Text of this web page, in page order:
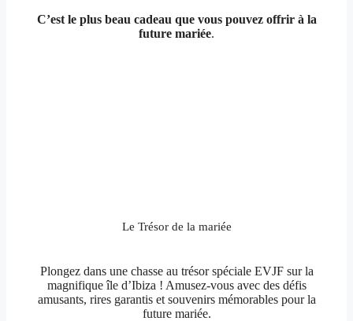
C’est le plus beau cadeau que vous pouvez offrir à la
future mariée.
Le Trésor de la mariée
Plongez dans une chasse au trésor spéciale EVJF sur la
magnifique île d’Ibiza ! Amusez-vous avec des défis
amusants, rires garantis et souvenirs mémorables pour la
future mariée.